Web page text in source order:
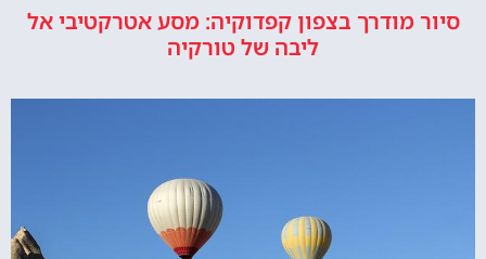
סיור מודרך בצפון קפדוקיה: מסע אטרקטיבי אל
ליבה של טורקיה